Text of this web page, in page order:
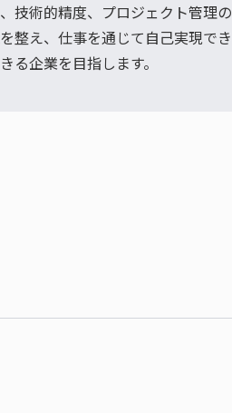
技術的精度、プロジェクト管理の
整え、仕事を通じて自己実現でき
企業を目指します。